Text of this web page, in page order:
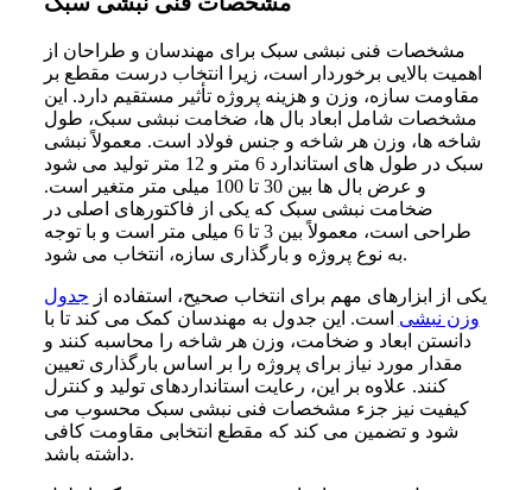
مشخصات فنی نبشی سبک برای مهندسان و طراحان از
اهمیت بالایی برخوردار است، زیرا انتخاب درست مقطع بر
مقاومت سازه، وزن و هزینه پروژه تأثیر مستقیم دارد. این
مشخصات شامل ابعاد بال ها، ضخامت نبشی سبک، طول
شاخه ها، وزن هر شاخه و جنس فولاد است. معمولاً نبشی
سبک در طول های استاندارد 6 متر و 12 متر تولید می شود
و عرض بال ها بین 30 تا 100 میلی متر متغیر است.
ضخامت نبشی سبک که یکی از فاکتورهای اصلی در
طراحی است، معمولاً بین 3 تا 6 میلی متر است و با توجه
به نوع پروژه و بارگذاری سازه، انتخاب می شود.
یکی از ابزارهای مهم برای انتخاب صحیح، استفاده از جدول
وزن نبشی است. این جدول به مهندسان کمک می کند تا با
دانستن ابعاد و ضخامت، وزن هر شاخه را محاسبه کنند و
مقدار مورد نیاز برای پروژه را بر اساس بارگذاری تعیین
کنند. علاوه بر این، رعایت استانداردهای تولید و کنترل
کیفیت نیز جزء مشخصات فنی نبشی سبک محسوب می
شود و تضمین می کند که مقطع انتخابی مقاومت کافی
داشته باشد.